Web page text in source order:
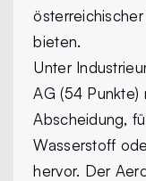
bieten.
Unter
AG (54 Punkte)
Abscheidung,
Wasserstoff
hervor. Der